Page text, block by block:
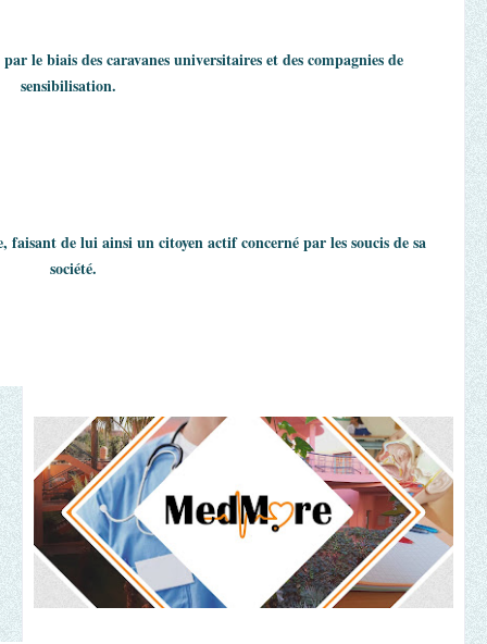
le biais des caravanes universitaires et des compagnies de
sensibilisation.
faisant de lui ainsi un citoyen actif concerné par lessoucis de sa
société.